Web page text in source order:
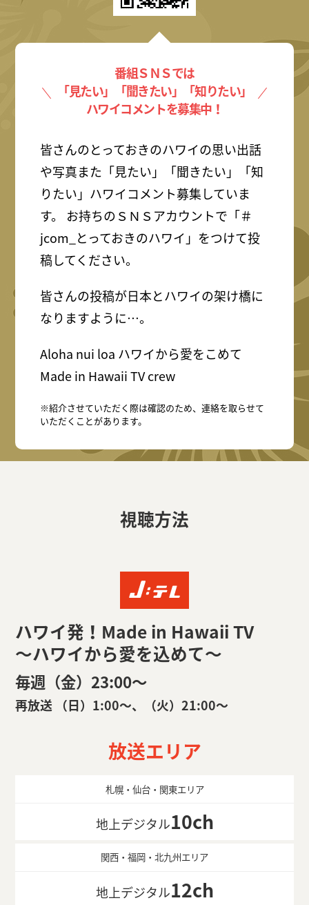
番組ＳＮＳでは
「見たい」「聞きたい」「知りたい」
ハワイコメントを募集中！
皆さんのとっておきのハワイの思い出話
や写真また「見たい」「聞きたい」「知
りたい」ハワイコメント募集していま
す。 お持ちのＳＮＳアカウントで「＃
jcom_とっておきのハワイ」をつけて投
稿してください。
皆さんの投稿が日本とハワイの架け橋に
なりますように…。
Aloha nui loa ハワイから愛をこめて
Made in Hawaii TV crew
※紹介させていただく際は確認のため、連絡を取らせて
いただくことがあります。
視聴方法
ハワイ発！Made in Hawaii TV
～ハワイから愛を込めて～
毎週（金）23:00〜
再放送 （日）1:00〜、（火）21:00〜
放送エリア
札幌・仙台・関東エリア
地上デジタル10ch
関西・福岡・北九州エリア
地上デジタル12ch